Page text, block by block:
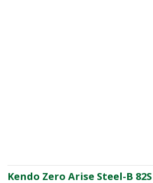
Kendo Zero Arise Steel-B